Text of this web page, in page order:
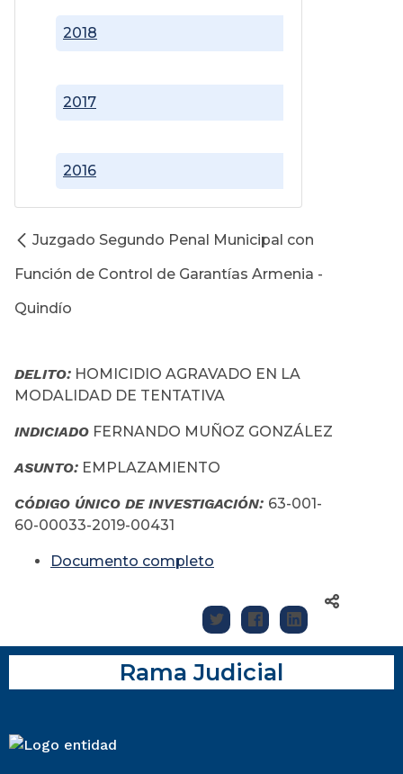
2016
2017
2018
Juzgado Segundo Penal Municipal con
Función de Control de Garantías Armenia -
Quindío
DELITO: HOMICIDIO AGRAVADO EN LA
MODALIDAD DE TENTATIVA
INDICIADO FERNANDO MUÑOZ GONZÁLEZ
ASUNTO: EMPLAZAMIENTO
CÓDIGO ÚNICO DE INVESTIGACIÓN: 63-001-
60-00033-2019-00431
Documento completo
Rama Judicial